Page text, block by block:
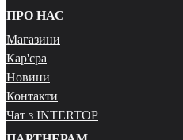
ПРО НАС
Магазини
Кар'єра
Новини
Контакти
Чат з INTERTOP